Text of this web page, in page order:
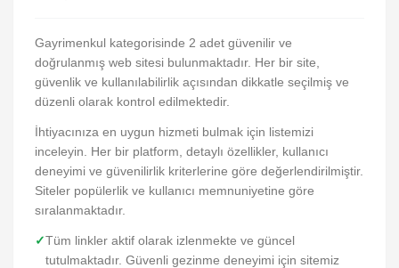
Gayrimenkul kategorisinde 2 adet güvenilir ve
doğrulanmış web sitesi bulunmaktadır. Her bir site,
güvenlik ve kullanılabilirlik açısından dikkatle seçilmiş ve
düzenli olarak kontrol edilmektedir.
İhtiyacınıza en uygun hizmeti bulmak için listemizi
inceleyin. Her bir platform, detaylı özellikler, kullanıcı
deneyimi ve güvenilirlik kriterlerine göre değerlendirilmiştir.
Siteler popülerlik ve kullanıcı memnuniyetine göre
sıralanmaktadır.
✓Tüm linkler aktif olarak izlenmekte ve güncel
tutulmaktadır. Güvenli gezinme deneyimi için sitemiz